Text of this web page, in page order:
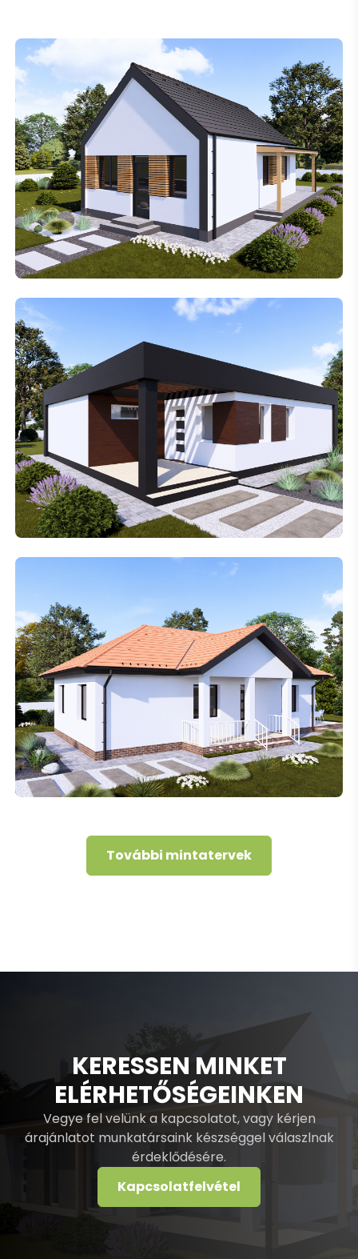
További mintatervek
KERESSEN MINKET
ELÉRHETŐSÉGEINKEN
Vegye fel velünk a kapcsolatot, vagy kérjen
árajánlatot munkatársaink készséggel válaszlnak
érdeklődésére.
Kapcsolatfelvétel